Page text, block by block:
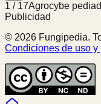
1 / 17Agrocybe
Publicidad
© 2026 Fungipedia.
Condiciones de uso y